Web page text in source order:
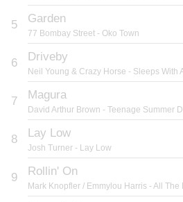
5 Garden
77 Bombay Street - Oko Town
6 Driveby
Neil Young & Crazy Horse - Sleeps With
7 Magura
David Arthur Brown - Teenage Summer
8 Lay Low
Josh Turner - Lay Low
9 Rollin' On
Mark Knopfler / Emmylou Harris - All The